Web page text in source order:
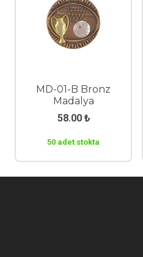
MD-01-B Bronz
Madalya
58.00 ₺
50 adet stokta